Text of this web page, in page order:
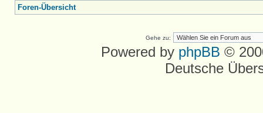
Foren-Übersicht
Gehe zu:
Powered by phpBB ©
Deutsche